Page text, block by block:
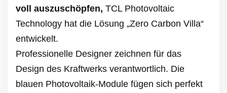
voll auszuschöpfen, TCL Photovoltaic
Technology hat die Lösung „Zero Carbon Villa“
entwickelt.
Professionelle Designer zeichnen für das
Design des Kraftwerks verantwortlich. Die
blauen Photovoltaik-Module fügen sich perfekt